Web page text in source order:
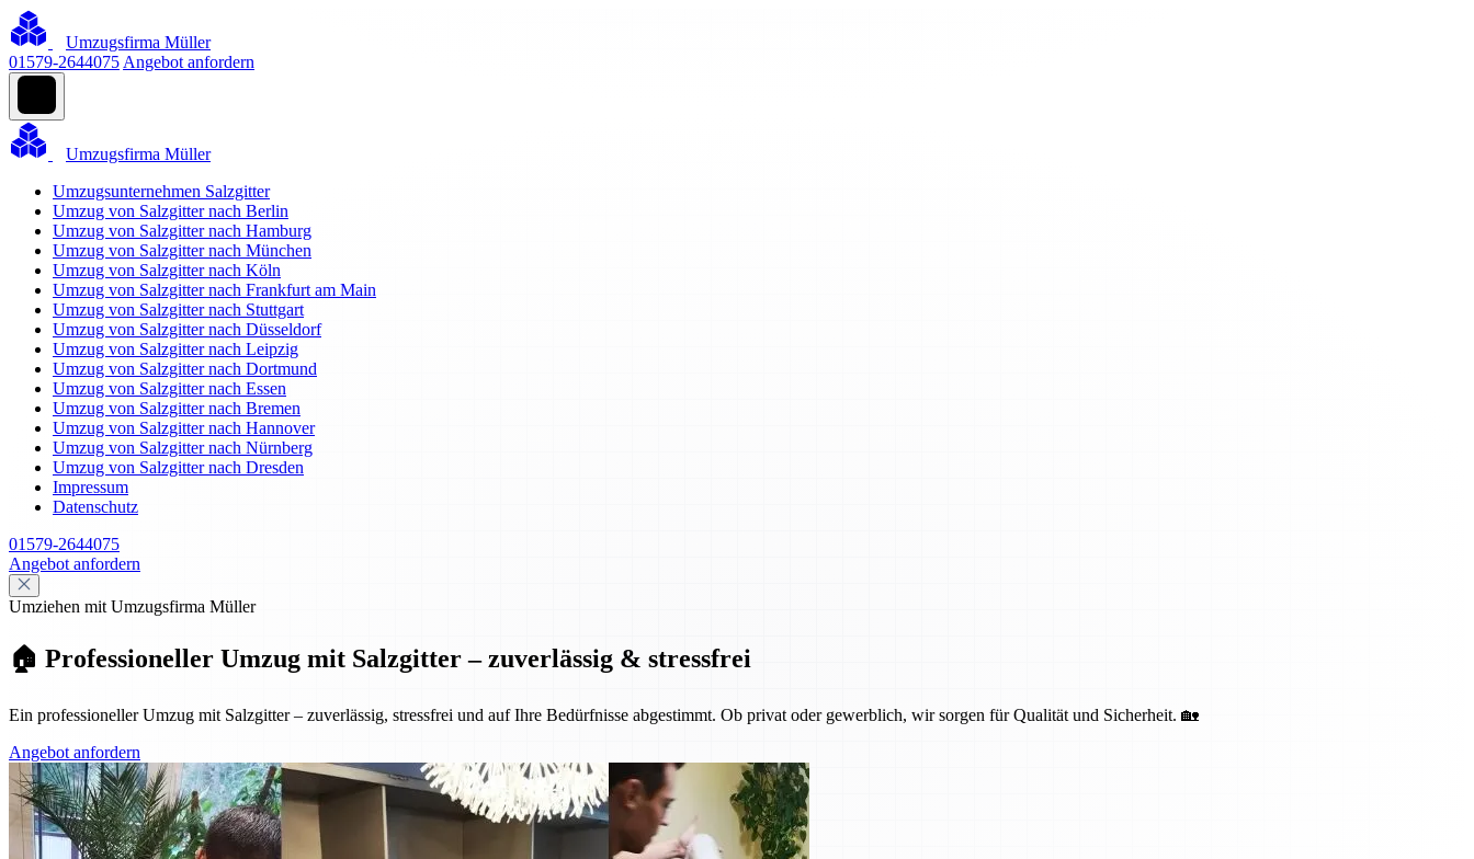
Umzugsfirma Müller
01579-2644075 Angebot anfordern
Umzugsfirma Müller
Umzugsunternehmen Salzgitter
Umzug von Salzgitter nach Berlin
Umzug von Salzgitter nach Hamburg
Umzug von Salzgitter nach München
Umzug von Salzgitter nach Köln
Umzug von Salzgitter nach Frankfurt am Main
Umzug von Salzgitter nach Stuttgart
Umzug von Salzgitter nach Düsseldorf
Umzug von Salzgitter nach Leipzig
Umzug von Salzgitter nach Dortmund
Umzug von Salzgitter nach Essen
Umzug von Salzgitter nach Bremen
Umzug von Salzgitter nach Hannover
Umzug von Salzgitter nach Nürnberg
Umzug von Salzgitter nach Dresden
Impressum
Datenschutz
01579-2644075
Angebot anfordern
Umziehen mit Umzugsfirma Müller
🏠 Professioneller Umzug mit Salzgitter – zuverlässig & stressfrei
Ein professioneller Umzug mit Salzgitter – zuverlässig, stressfrei und auf Ihre Bedürfnisse abgestimmt. Ob privat oder gewerblich, wir sorgen für Qualität und Sicherheit. 🏡
Angebot anfordern